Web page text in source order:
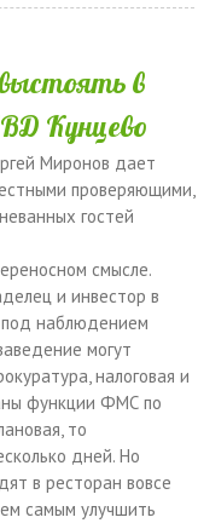
в
Кунцево
Миронов дает
проверяющими,
гостей
смысле.
и инвестор в
под наблюдением
могут
налоговая и
функции ФМС по
то
дней. Но
в ресторан вовсе
самым улучшить